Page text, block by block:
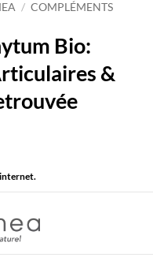
/ COMPLÉMENTS
Bio:
&